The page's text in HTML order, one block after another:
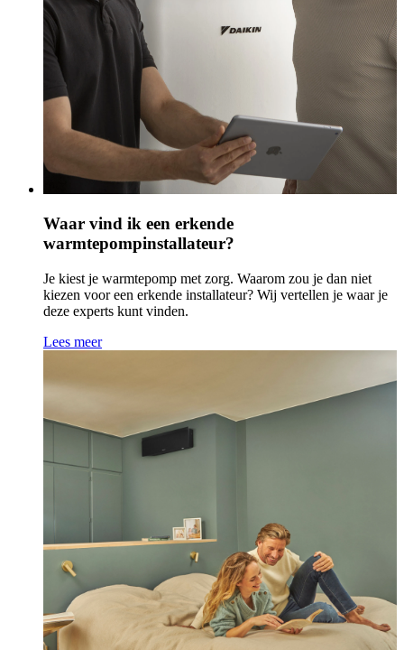
Waar vind ik een erkende
warmtepompinstallateur?
Je kiest je warmtepomp met zorg. Waarom zou je dan niet
kiezen voor een erkende installateur? Wij vertellen je waar je
deze experts kunt vinden.
Lees meer